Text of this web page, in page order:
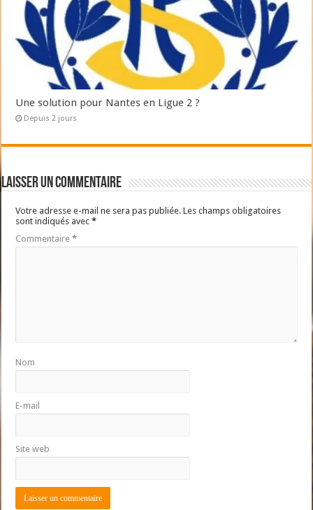
Une solution pour Nantes en Ligue 2 ?
Depuis 2 jours
Laisser un commentaire
Votre adresse e-mail ne sera pas publiée. Les champs obligatoires
sont indiqués avec*
Commentaire*
Nom
E-mail
Site web